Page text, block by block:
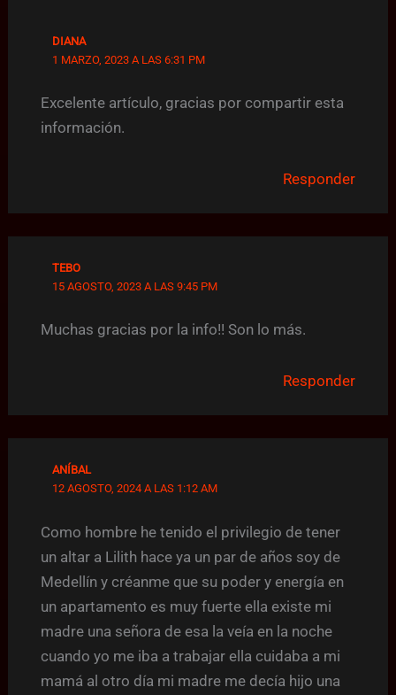
DIANA
1 MARZO, 2023 A LAS 6:31 PM
Excelente artículo, gracias por compartir esta
información.
Responder
TEBO
15 AGOSTO, 2023 A LAS 9:45 PM
Muchas gracias por la info!! Son lo más.
Responder
ANÍBAL
12 AGOSTO, 2024 A LAS 1:12 AM
Como hombre he tenido el privilegio de tener
un altar a Lilith hace ya un par de años soy de
Medellín y créanme que su poder y energía en
un apartamento es muy fuerte ella existe mi
madre una señora de esa la veía en la noche
cuando yo me iba a trabajar ella cuidaba a mi
mamá al otro día mi madre me decía hijo una